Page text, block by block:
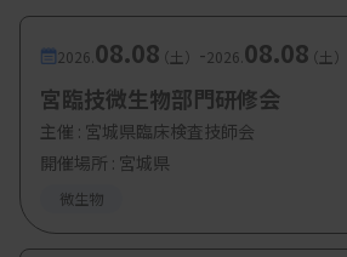
2026. 08.08（土） -2026. 08.08（土）
宮臨技微生物部門研修会
主催 : 宮城県臨床検査技師会
開催場所 : 宮城県
微生物